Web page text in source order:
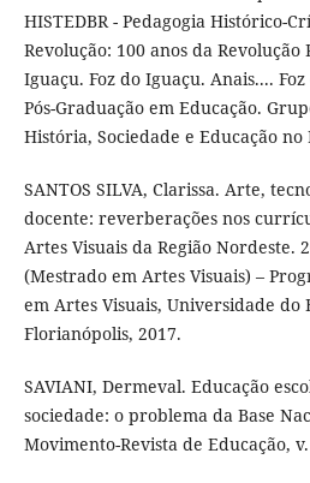
HISTEDBR - Pedagogia Histórico-
Revolução: 100 anos da Revolução
Iguaçu. Foz do Iguaçu. Anais....
Pós-Graduação em Educação.
História, Sociedade e Educação no
SANTOS SILVA, Clarissa. Arte,
docente: reverberações nos
Artes Visuais da Região Nordeste.
(Mestrado em Artes Visuais) –
em Artes Visuais, Universidade do
Florianópolis, 2017.
SAVIANI, Dermeval. Educação
sociedade: o problema da Base
Movimento-Revista de Educação,